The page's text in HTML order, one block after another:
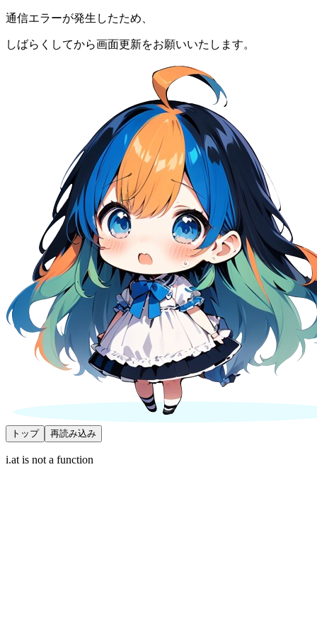
通信エラーが発生したため、
しばらくしてから画面更新をお願いいたします。
トップ 再読み込み
i.at is not a function